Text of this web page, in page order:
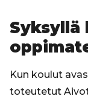
Kun koulut
toteutetut